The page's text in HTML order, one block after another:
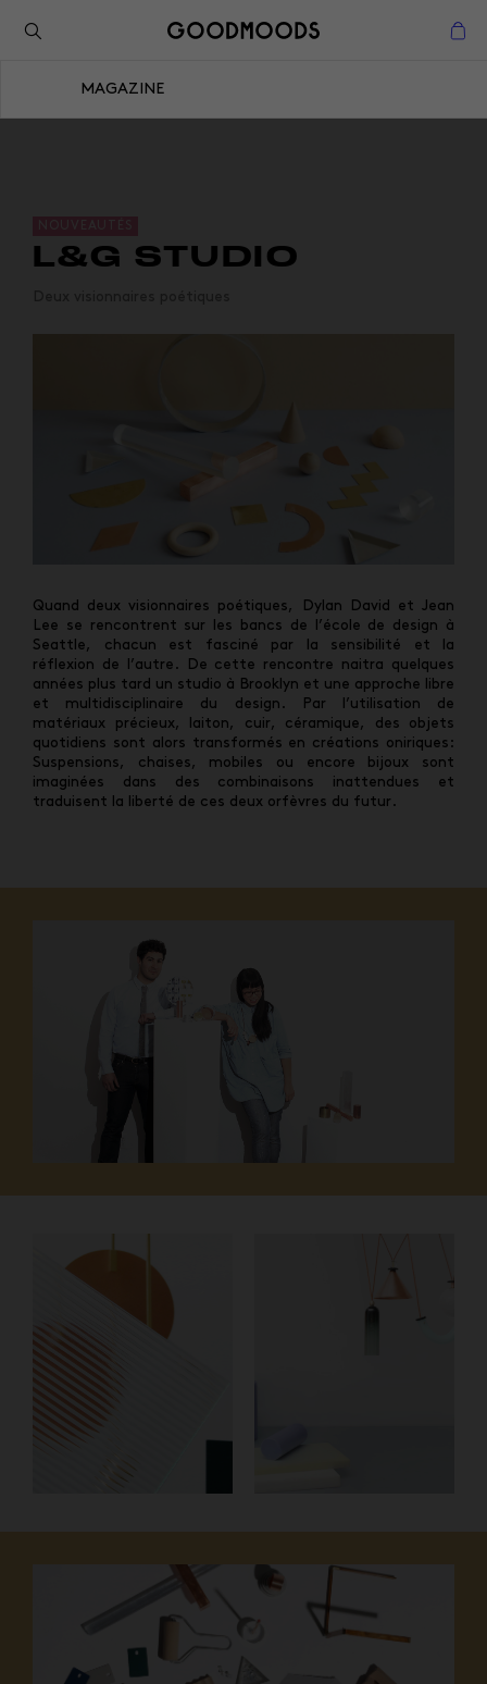
MAGAZINE
L&G STUDIO
Quand deux visionnaires poétiques, Dylan David et Jean
Lee se rencontrent sur les bancs de l’école de design à
Seattle, chacun est fasciné par la sensibilité et la
réflexion de l’autre. De cette rencontre naitra quelques
années plus tard un studio à Brooklyn et une approche libre
et multidisciplinaire du design. Par l’utilisation de
matériaux précieux, laiton, cuir, céramique, des objets
quotidiens sont alors transformés en créations oniriques:
Suspensions, chaises, mobiles ou encore bijoux sont
imaginées dans des combinaisons inattendues et
traduisent la liberté de ces deux orfèvres du futur.
Retour à l'inspiration